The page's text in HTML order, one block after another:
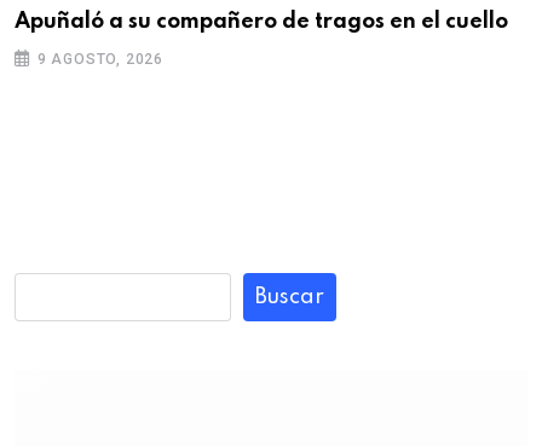
Apuñaló a su compañero de tragos en el cuello
9 AGOSTO, 2026
Buscar